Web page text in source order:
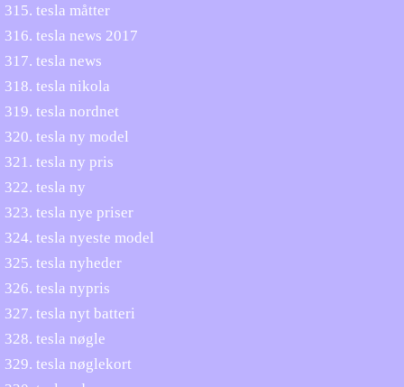
tesla måtter
tesla news 2017
tesla news
tesla nikola
tesla nordnet
tesla ny model
tesla ny pris
tesla ny
tesla nye priser
tesla nyeste model
tesla nyheder
tesla nypris
tesla nyt batteri
tesla nøgle
tesla nøglekort